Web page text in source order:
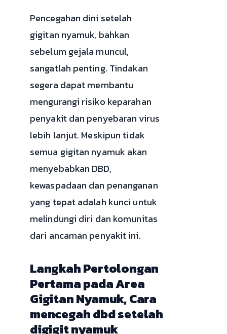
Pencegahan dini setelah
gigitan nyamuk, bahkan
sebelum gejala muncul,
sangatlah penting. Tindakan
segera dapat membantu
mengurangi risiko keparahan
penyakit dan penyebaran virus
lebih lanjut. Meskipun tidak
semua gigitan nyamuk akan
menyebabkan DBD,
kewaspadaan dan penanganan
yang tepat adalah kunci untuk
melindungi diri dan komunitas
dari ancaman penyakit ini.
Langkah Pertolongan
Pertama pada Area
Gigitan Nyamuk, Cara
mencegah dbd setelah
digigit nyamuk